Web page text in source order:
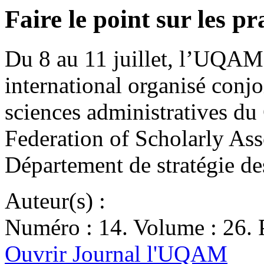
Faire le point sur les
Du 8 au 11 juillet, l’UQAM
international organisé
sciences administratives
Federation of Scholarly
Département de stratégie
Auteur(s) :
Numéro : 14. Volume : 26.
Ouvrir Journal l'UQAM